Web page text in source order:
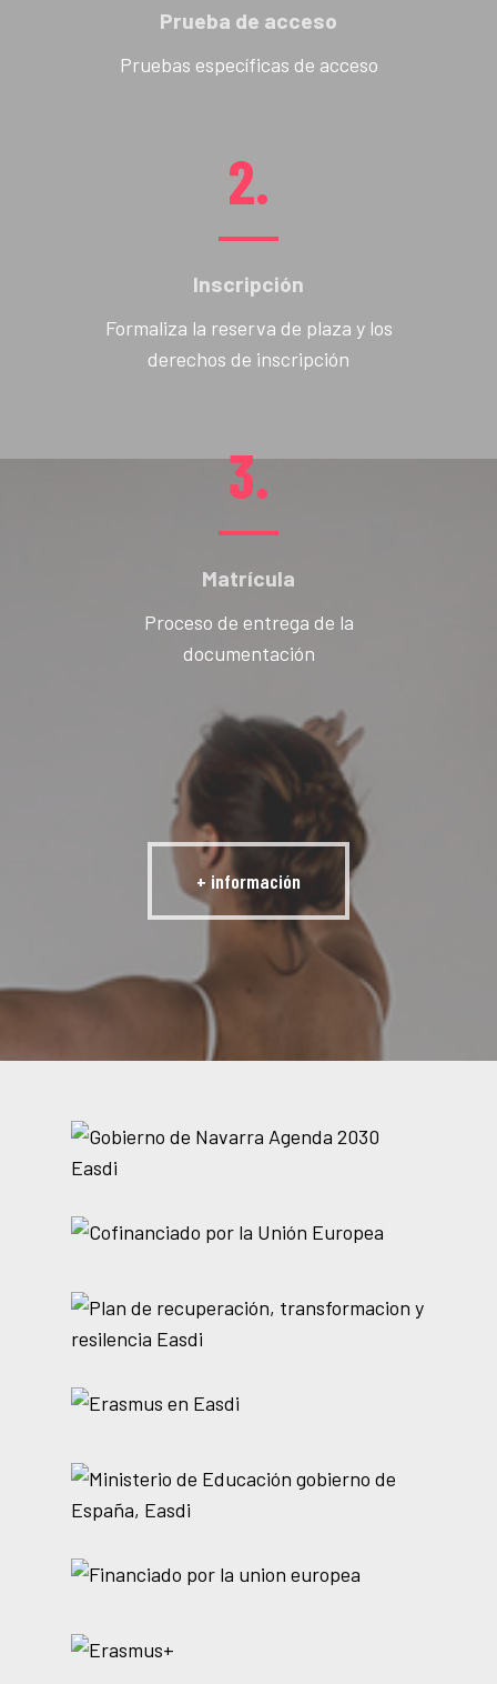
Prueba de acceso
Pruebas específicas de acceso
2.
Inscripción
Formaliza la reserva de plaza y los
derechos de inscripción
3.
Matrícula
Proceso de entrega de la
documentación
+ información